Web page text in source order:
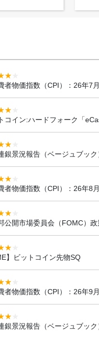
者物価指数（CPI）：26年7
コイン:ハードフォーク「
銀景況報告（ベージュブック
者物価指数（CPI）：26年8
公開市場委員会（FOMC）
】ビットコイン先物SQ
者物価指数（CPI）：26年9
銀景況報告（ベージュブック